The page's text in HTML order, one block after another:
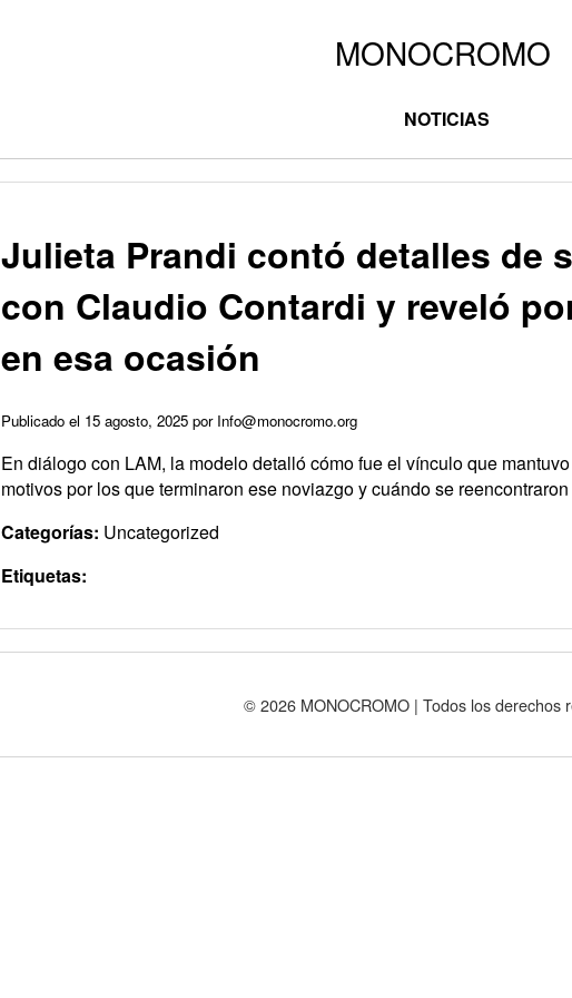
NOTICIAS
Julieta Prandi contó detalles de
con Claudio Contardi y reveló
en esa ocasión
Publicado el 15 agosto, 2025 por Info@monocromo.org
En diálogo con LAM, la modelo detalló cómo fue el vínculo que
motivos por los que terminaron ese noviazgo y cuándo se reencontraron
Categorías: Uncategorized
Etiquetas:
© 2026 MONOCROMO | Todos los derechos